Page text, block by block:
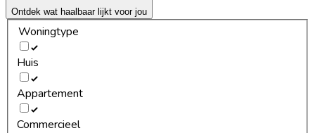
Ontdek wat haalbaar lijkt voor jou
Woningtype
Huis
Appartement
Commercieel